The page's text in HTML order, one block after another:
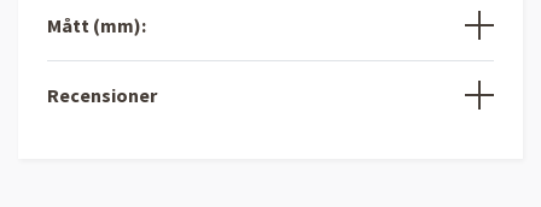
Mått (mm):
Recensioner